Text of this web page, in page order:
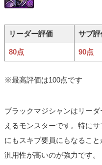
リーダー評価 サブ評
80点 90点
※最高評価は100点です
ブラックマジシャンはリー
えるモンスターです。特に
にもスキブ要員にもなること
汎用性が高いのが強力です。